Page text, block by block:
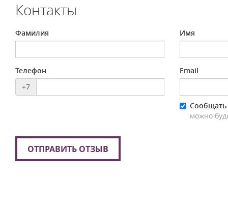
Контакты
Фамилия Имя
Телефон
+7
Email
Сообщать
можно
ОТПРАВИТЬ ОТЗЫВ